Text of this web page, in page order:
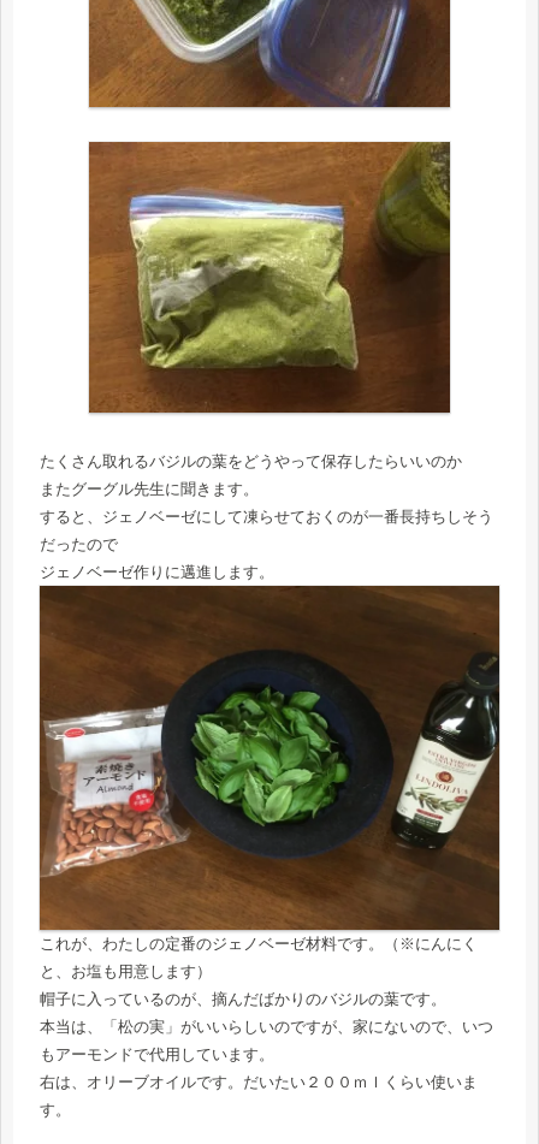
たくさん取れるバジルの葉をどうやって保存したらいいのか
またグーグル先生に聞きます。
すると、ジェノベーゼにして凍らせておくのが一番長持ちしそう
だったので
ジェノベーゼ作りに邁進します。
これが、わたしの定番のジェノベーゼ材料です。（※にんにく
と、お塩も用意します）
帽子に入っているのが、摘んだばかりのバジルの葉です。
本当は、「松の実」がいいらしいのですが、家にないので、いつ
もアーモンドで代用しています。
右は、オリーブオイルです。だいたい２００ｍｌくらい使いま
す。